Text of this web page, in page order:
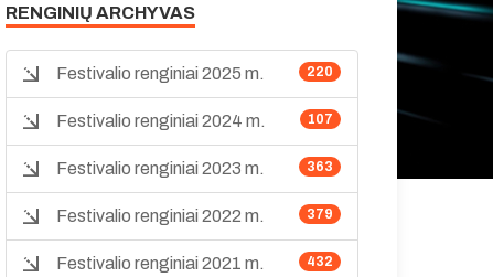
RENGINIŲ ARCHYVAS
220
Festivalio renginiai 2025 m.
107
Festivalio renginiai 2024 m.
363
Festivalio renginiai 2023 m.
379
Festivalio renginiai 2022 m.
432
Festivalio renginiai 2021 m.